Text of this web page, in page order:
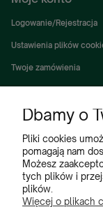
Logowanie/Rejestracja
Ustawienia plików
Twoje zamówienia
Ustawienia konta
Ulubione
Dbamy o
Pliki cookies
pomagają nam
Możesz
tych plików i
plików.
Więcej o plikach